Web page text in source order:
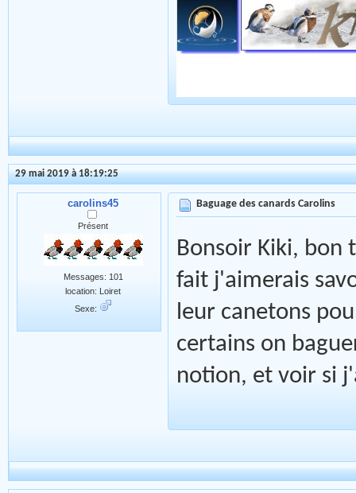
29 mai 2019 à 18:19:25
carolins45
Présent
Messages: 101
location: Loiret
Sexe:
Baguage des canards Carolins
Bonsoir Kiki, bon
fait j'aimerais
leur canetons
certains on
notion, et voir si